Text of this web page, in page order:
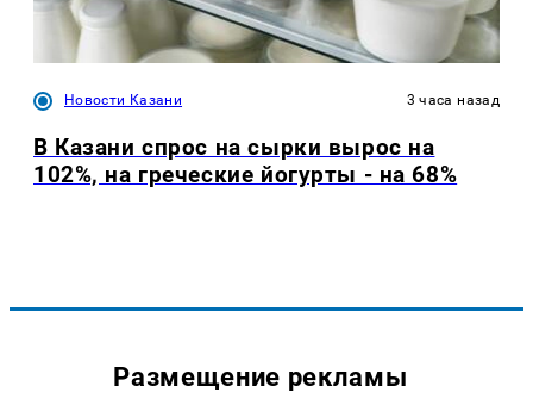
Новости Казани 3 часа назад
В Казани спрос на сырки вырос на
102%, на греческие йогурты - на 68%
Размещение рекламы